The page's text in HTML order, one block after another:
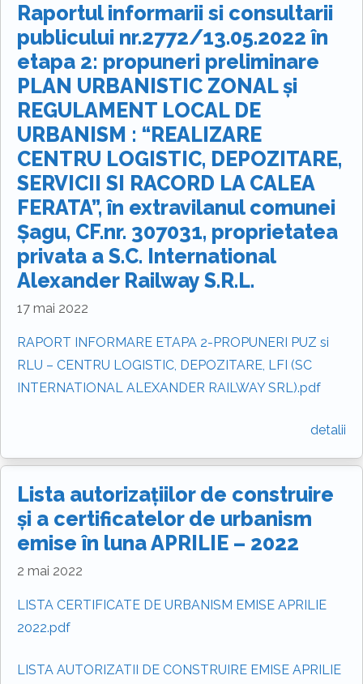
Raportul informarii si consultarii
publicului nr.2772/13.05.2022 în
etapa 2: propuneri preliminare
PLAN URBANISTIC ZONAL și
REGULAMENT LOCAL DE
URBANISM : “REALIZARE
CENTRU LOGISTIC, DEPOZITARE,
SERVICII SI RACORD LA CALEA
FERATA”, în extravilanul comunei
Șagu, CF.nr. 307031, proprietatea
privata a S.C. International
Alexander Railway S.R.L.
17 mai 2022
RAPORT INFORMARE ETAPA 2-PROPUNERI PUZ si
RLU – CENTRU LOGISTIC, DEPOZITARE, LFI (SC
INTERNATIONAL ALEXANDER RAILWAY SRL).pdf
detalii
Lista autorizațiilor de construire
și a certificatelor de urbanism
emise în luna APRILIE – 2022
2 mai 2022
LISTA CERTIFICATE DE URBANISM EMISE APRILIE
2022.pdf
LISTA AUTORIZATII DE CONSTRUIRE EMISE APRILIE